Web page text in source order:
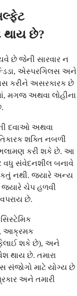
થાય છે?
છે જેની સારવાર ન
એસ્પરગિલસ અને
કરીને અસરકારક છે
મગજ અથવા લોહીના
દવાઓ અથવા
શક્તિ નબળી
ભલામણ કરી શકે છે. આ
વધુ સંવેદનશીલ બનાવે
નથી. જ્યારે અન્ય
જ્યારે ચેપ હળવી
છે.
આક્રમક
શકે છે), અને
થાય છે. તમારા
સંજોગો માટે યોગ્ય છે
અને તમારી